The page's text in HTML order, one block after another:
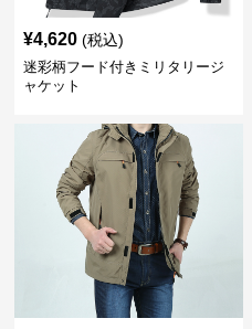
¥4,620 (税込)
迷彩柄フード付きミリタリージ
ャケット